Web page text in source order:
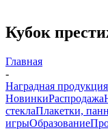
Кубок
Главная
-
Наградная
НовинкиРаспродажа
стеклаПлакетки,
игрыОбразование